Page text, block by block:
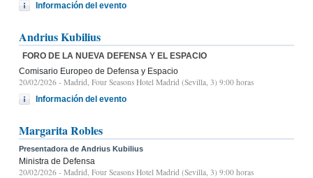
Información del evento
Andrius Kubilius
FORO DE LA NUEVA DEFENSA Y EL ESPACIO
Comisario Europeo de Defensa y Espacio
20/02/2026 - Madrid, Four Seasons Hotel Madrid (Sevilla, 3) 9:00 horas
Información del evento
Margarita Robles
Presentadora de Andrius Kubilius
Ministra de Defensa
20/02/2026 - Madrid, Four Seasons Hotel Madrid (Sevilla, 3) 9:00 horas